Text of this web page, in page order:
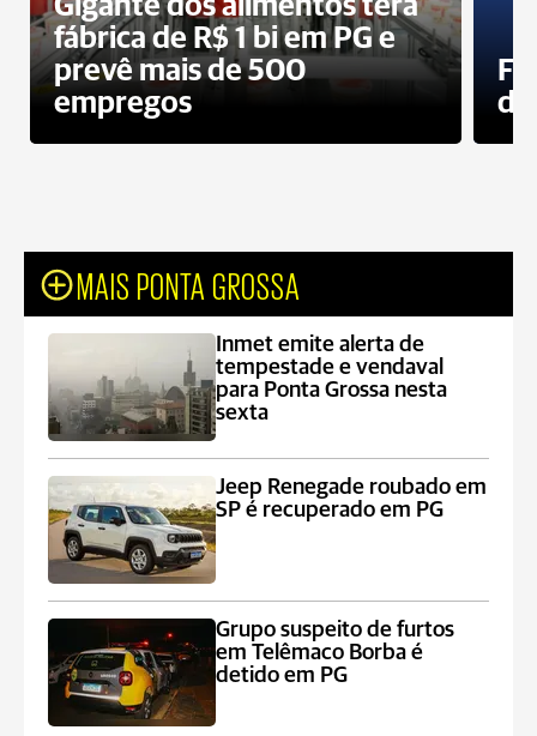
fábrica de R$ 1 bi em PG e
prevê mais de 500
empregos
MAIS PONTA GROSSA
Inmet emite alerta de
tempestade e vendaval
para Ponta Grossa nesta
sexta
Jeep Renegade roubado em
SP é recuperado em PG
Grupo suspeito de furtos
em Telêmaco Borba é
detido em PG